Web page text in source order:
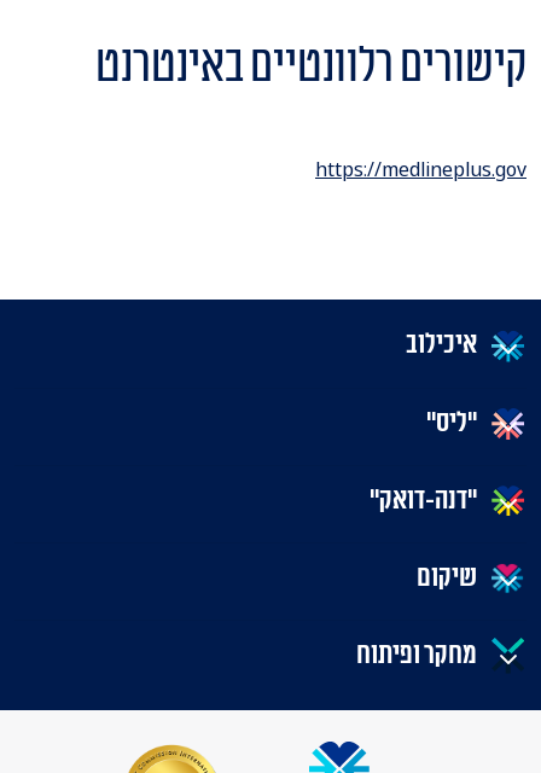
קישורים רלוונטיים באינטרנט
https://medlineplus.gov
איכילוב
"ליס"
"דנה-דואק"
שיקום
מחקר ופיתוח